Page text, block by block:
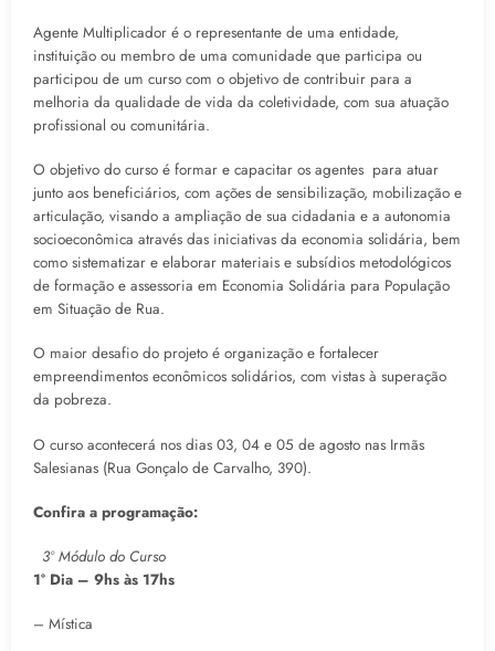
Agente Multiplicador é o representante de uma entidade,
instituição ou membro de uma comunidade que participa ou
participou de um curso com o objetivo de contribuir para a
melhoria da qualidade de vida da coletividade, com sua atuação
profissional ou comunitária.
O objetivo do curso é formar e capacitar os agentes para atuar
junto aos beneficiários, com ações de sensibilização, mobilização e
articulação, visando a ampliação de sua cidadania e a autonomia
socioeconômica através das iniciativas da economia solidária, bem
como sistematizar e elaborar materiais e subsídios metodológicos
de formação e assessoria em Economia Solidária para População
em Situação de Rua.
O maior desafio do projeto é organização e fortalecer
empreendimentos econômicos solidários, com vistas à superação
da pobreza.
O curso acontecerá nos dias 03, 04 e 05 de agosto nas Irmãs
Salesianas (Rua Gonçalo de Carvalho, 390).
Confira a programação:
3º Módulo do Curso
1° Dia – 9hs às 17hs
– Mística